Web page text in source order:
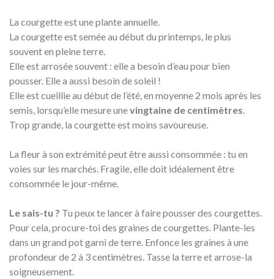
La courgette est une plante annuelle.
La courgette est semée au début du printemps, le plus
souvent en pleine terre.
Elle est arrosée souvent : elle a besoin d’eau pour bien
pousser. Elle a aussi besoin de soleil !
Elle est cueillie au début de l’été, en moyenne 2 mois après les
semis, lorsqu’elle mesure unevingtaine de centimètres
Trop grande, la courgette est moins savoureuse.
La fleur à son extrémité peut être aussi consommée : tu en
voies sur les marchés. Fragile, elle doit idéalement être
consommée le jour-même.
Le sais-tu ? Tu peux te lancer à faire pousser des courgettes.
Pour cela, procure-toi des graines de courgettes. Plante-les
dans un grand pot garni de terre. Enfonce les graines à une
profondeur de 2 à 3 centimètres. Tasse la terre et arrose-la
soigneusement.